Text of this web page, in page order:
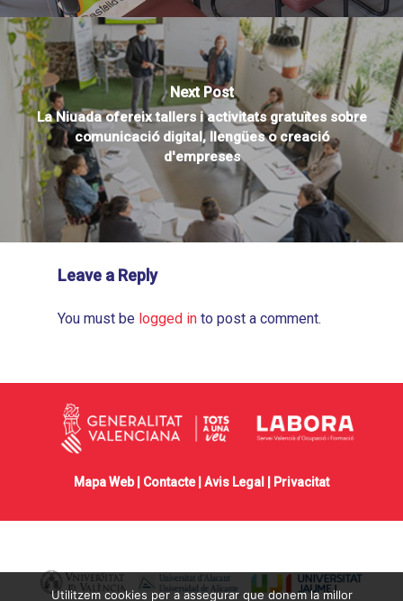
Next Post
La Niuada ofereix tallers i activitats gratuïtes sobre
comunicació digital, llengües o creació
d'empreses
Leave a Reply
You must be logged in to post a comment.
Mapa Web | Contacte| Avis Legal Privacitat
Utilitzem cookies per a assegurar que donem la millor